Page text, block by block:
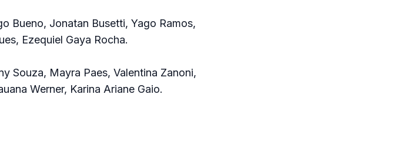
Bueno, Jonatan Busetti, Yago Ramos,
Ezequiel Gaya Rocha.
Souza, Mayra Paes, Valentina Zanoni,
Werner, Karina Ariane Gaio.